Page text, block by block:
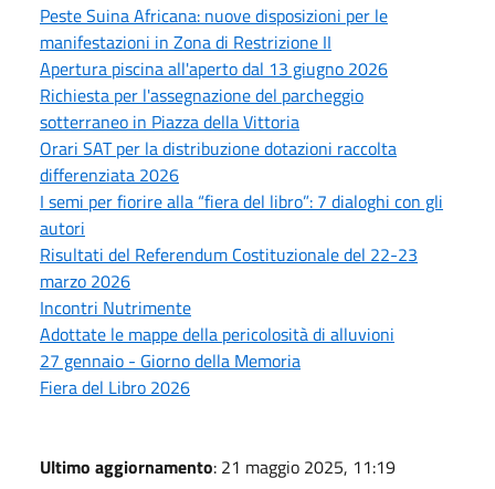
Peste Suina Africana: nuove disposizioni per le
manifestazioni in Zona di Restrizione II
Apertura piscina all'aperto dal 13 giugno 2026
Richiesta per l'assegnazione del parcheggio
sotterraneo in Piazza della Vittoria
Orari SAT per la distribuzione dotazioni raccolta
differenziata 2026
I semi per fiorire alla “fiera del libro”: 7 dialoghi con gli
autori
Risultati del Referendum Costituzionale del 22-23
marzo 2026
Incontri Nutrimente
Adottate le mappe della pericolosità di alluvioni
27 gennaio - Giorno della Memoria
Fiera del Libro 2026
Ultimo aggiornamento: 21 maggio 2025, 11:19